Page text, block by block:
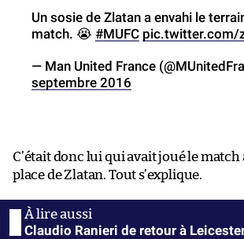
Un sosie de Zlatan a envahi le
match. 😭 #MUFC pic.twitter.com/
— Man United France
septembre 2016
C’était donc lui qui avait joué le match
place de Zlatan. Tout s’explique.
Claudio Ranieri de retour à